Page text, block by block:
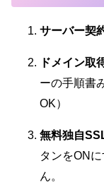
サーバー契
ドメイン取
ーの手順書
OK）
無料独自
タンをON
ん。